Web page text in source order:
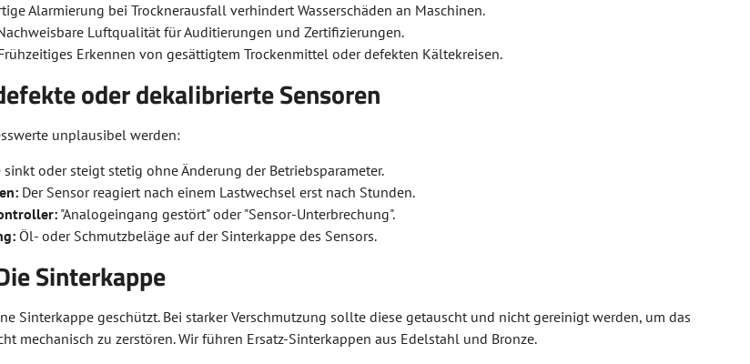
Alarmierung bei Trocknerausfall verhindert Wasserschäden an Maschinen.
Luftqualität für Auditierungen und Zertifizierungen.
Erkennen von gesättigtem Trockenmittel oder defekten Kältekreisen.
oder dekalibrierte Sensoren
unplausibel werden:
sinkt oder steigt stetig ohne Änderung der Betriebsparameter.
Der Sensor reagiert nach einem Lastwechsel erst nach Stunden.
"Analogeingang gestört" oder "Sensor-Unterbrechung".
Öl- oder Schmutzbeläge auf der Sinterkappe des Sensors.
Sinterkappe
Sinterkappe geschützt. Bei starker Verschmutzung sollte diese getauscht und nicht gereinigt werden, um das
mechanisch zu zerstören. Wir führen Ersatz-Sinterkappen aus Edelstahl und Bronze.